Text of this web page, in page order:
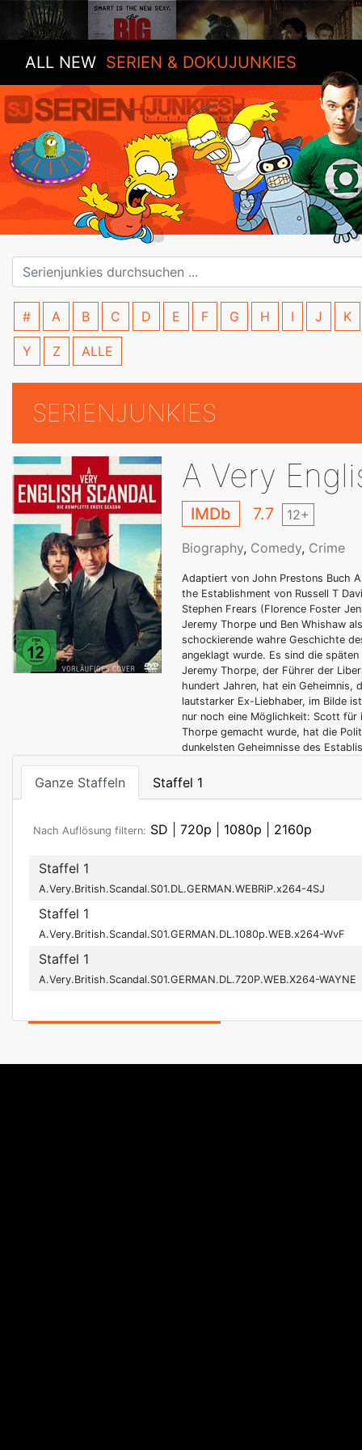
ALL NEW SERIEN & DOKUJUNKIES
# A B C D E F G H I J K
Y Z ALLE
SERIENJUNKIES
A Very
IMDb 7.7 12+
Biography, Comedy, Crime
Adaptiert von John Prestons Buch
the Establishment von Russell T
Stephen Frears (Florence Foster
Jeremy Thorpe und Ben Whishaw
schockierende wahre Geschichte
angeklagt wurde. Es sind die
Jeremy Thorpe, der Führer der
hundert Jahren, hat ein Geheimnis,
lautstarker Ex-Liebhaber, im Bilde
nur noch eine Möglichkeit: Scott für
Thorpe gemacht wurde, hat die
dunkelsten Geheimnisse des
Ganze Staffeln Staffel 1
Nach Auflösung filtern: SD 720p 1080p 2160p
Staffel 1
A.Very.British.Scandal.S01.DL.GERMAN.WEBRiP.x264-4SJ
Staffel 1
A.Very.British.Scandal.S01.GERMAN.DL.1080p.WEB.x264-WvF
Staffel 1
A.Very.British.Scandal.S01.GERMAN.DL.720P.WEB.X264-WAYNE